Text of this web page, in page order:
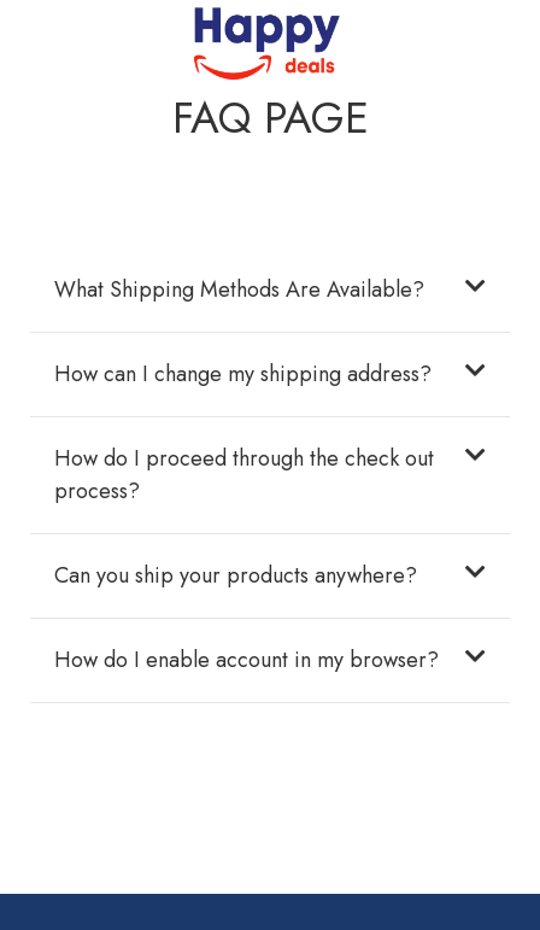
FAQ PAGE
What Shipping Methods Are Available?
How can I change my shipping address?
How do I proceed through the check out
process?
Can you ship your products anywhere?
How do I enable account in my browser?